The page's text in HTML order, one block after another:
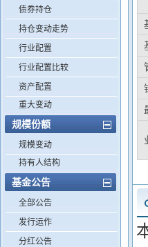
债券持仓
持仓变动走势
行业配置
行业配置比较
资产配置
重大变动
规模份额
规模变动
持有人结构
基金公告
全部公告
发行运作
分红公告